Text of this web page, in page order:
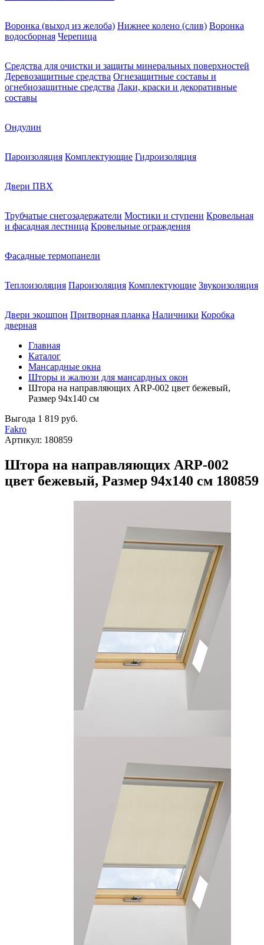
Воронка (выход из желоба) Нижнее колено (слив) Воронка
водосборная Черепица
Средства для очистки и защиты минеральных поверхностей
Деревозащитные средства Огнезащитные составы и
огнебиозащитные средства Лаки, краски и декоративные
составы
Ондулин
Пароизоляция Комплектующие Гидроизоляция
Двери ПВХ
Трубчатые снегозадержатели Мостики и ступени Кровельная
и фасадная лестница Кровельные ограждения
Фасадные термопанели
Теплоизоляция Пароизоляция Комплектующие Звукоизоляция
Двери экошпон Притворная планка Наличники Коробка
дверная
Главная
Каталог
Мансардные окна
Шторы и жалюзи для мансардных окон
Штора на направляющих ARP-002 цвет бежевый,
Размер 94х140 см
Выгода 1 819 руб.
Fakro
Артикул: 180859
Штора на направляющих ARP-002
цвет бежевый, Размер 94х140 см 180859